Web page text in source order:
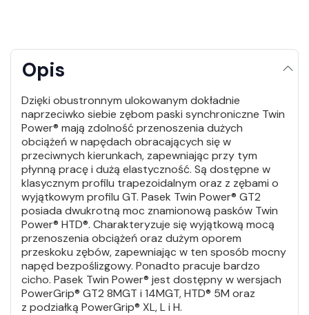
Opis
Dzięki obustronnym ulokowanym dokładnie
naprzeciwko siebie zębom paski synchroniczne Twin
Power® mają zdolność przenoszenia dużych
obciążeń w napędach obracających się w
przeciwnych kierunkach, zapewniając przy tym
płynną pracę i dużą elastyczność. Są dostępne w
klasycznym profilu trapezoidalnym oraz z zębami o
wyjątkowym profilu GT. Pasek Twin Power® GT2
posiada dwukrotną moc znamionową pasków Twin
Power® HTD®. Charakteryzuje się wyjątkową mocą
przenoszenia obciążeń oraz dużym oporem
przeskoku zębów, zapewniając w ten sposób mocny
napęd bezpoślizgowy. Ponadto pracuje bardzo
cicho. Pasek Twin Power® jest dostępny w wersjach
PowerGrip® GT2 8MGT i 14MGT, HTD® 5M oraz
z podziałką PowerGrip® XL, L i H.